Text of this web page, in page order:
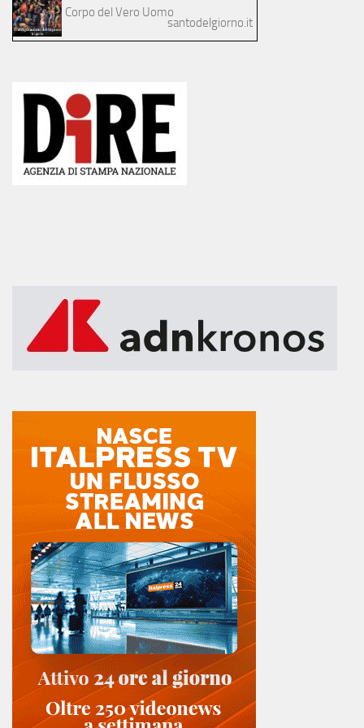
Corpo del Vero Uomo
santodelgiorno.it